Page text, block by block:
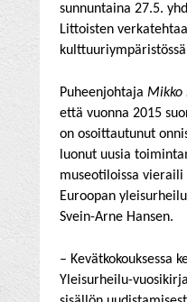
sunnuntaina 27.5.
Littoisten
Puheenjohtaja Mikko
että vuonna 2015
on osoittautunut
luonut uusia
museotiloissa vieraili
Euroopan
Svein-Arne Hansen.
– Kevätkokouksessa
Yleisurheilu-